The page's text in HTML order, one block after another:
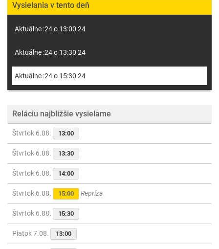
Vysielania v tento deň
Aktuálne :24 o 13:00 24
Aktuálne :24 o 13:30 24
Aktuálne :24 o 15:30 24
Reláciu najbližšie vysielame
Štvrtok 6.08. 13:00
Štvrtok 6.08. 13:30
Štvrtok 6.08. 14:00
Štvrtok 6.08. 15:00 Repríza
Štvrtok 6.08. 15:30
Piatok 7.08. 13:00